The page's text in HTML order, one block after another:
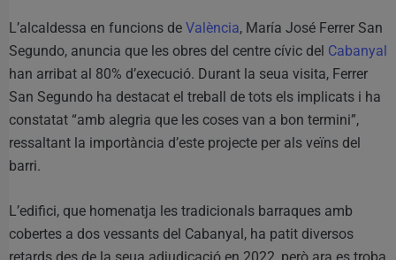
L’alcaldessa en funcions de València, María José Ferrer San
Segundo, anuncia que les obres del centre cívic del Cabanyal
han arribat al 80% d’execució. Durant la seua visita, Ferrer
San Segundo ha destacat el treball de tots els implicats i ha
constatat “amb alegria que les coses van a bon termini”,
ressaltant la importància d’este projecte per als veïns del
barri.
L’edifici, que homenatja les tradicionals barraques amb
cobertes a dos vessants del Cabanyal, ha patit diversos
retards des de la seua adjudicació en 2022, però ara es troba